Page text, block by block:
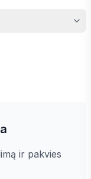
ir pakvies